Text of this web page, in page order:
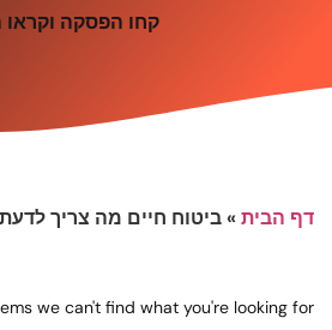
קחו הפסקה וקראו
דף הבית»ביטוח חיים מה צריך לדעת
we can't find what you're looking for.